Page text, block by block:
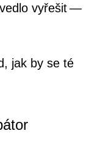
vyřešit —
jak by se té